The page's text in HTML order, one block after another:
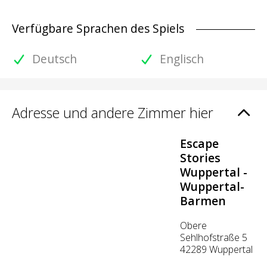
Verfügbare Sprachen des Spiels
Deutsch
Englisch
Adresse und andere Zimmer hier
Escape
Stories
Wuppertal -
Wuppertal-
Barmen
Obere
Sehlhofstraße 5
42289 Wuppertal